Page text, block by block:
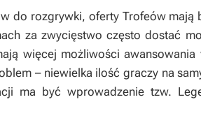
do rozgrywki, oferty Trofeów mają
za zwycięstwo często dostać
więcej możliwości awansowania
– niewielka ilość graczy na
ma być wprowadzenie tzw.